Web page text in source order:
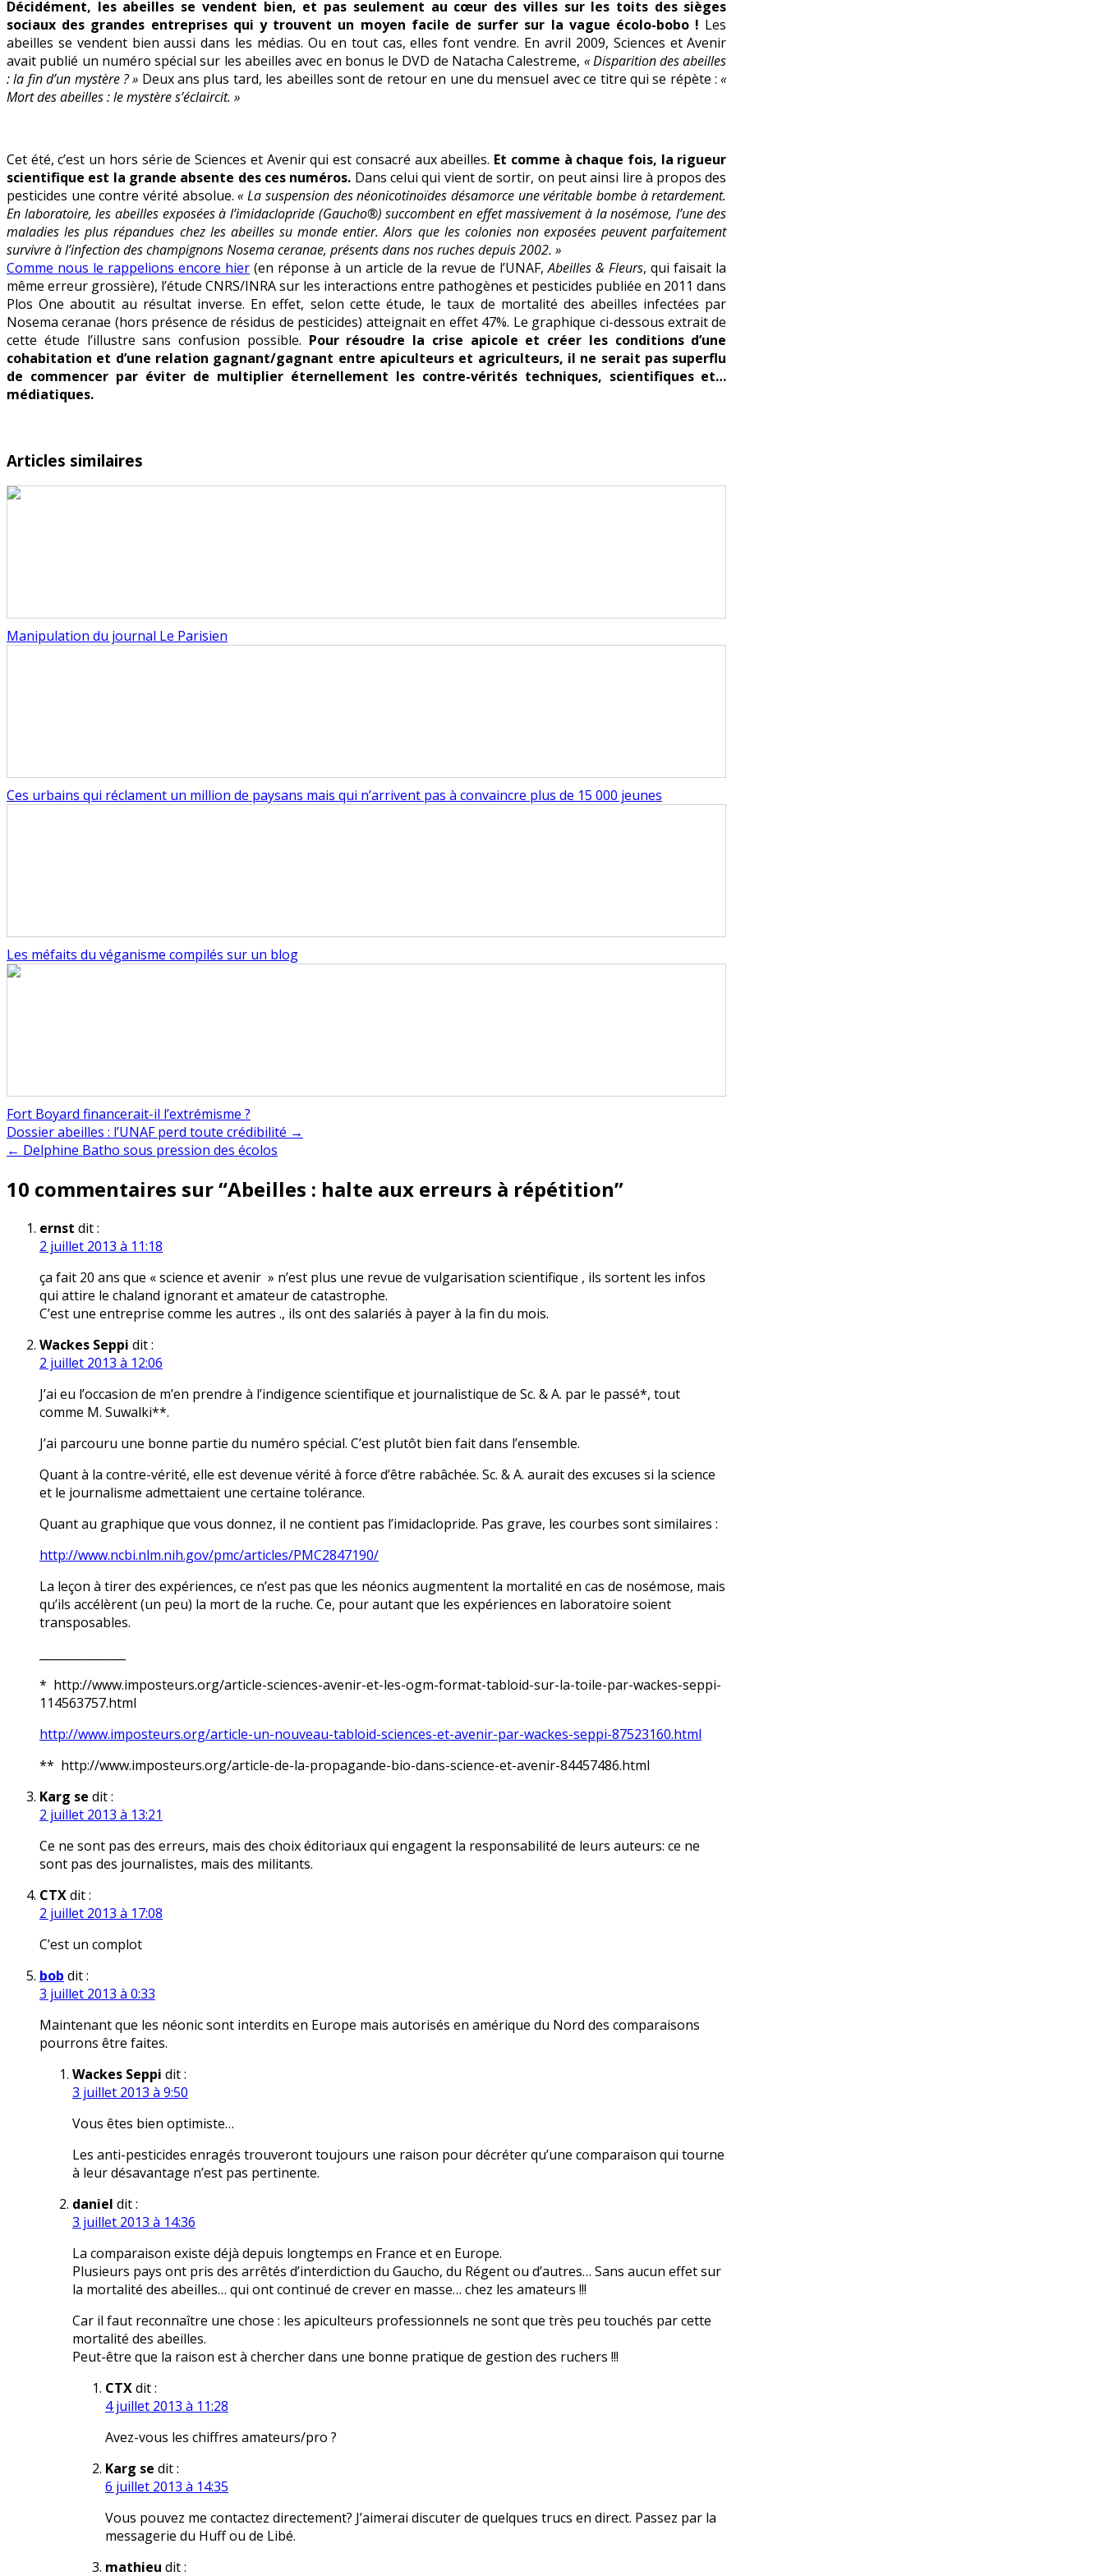
halte
aux
erreurs
à
répétition
Décidément, les abeilles se vendent bien, et pas seulement au cœur des villes sur les toits des sièges
sociaux des grandes entreprises qui y trouvent un moyen facile de surfer sur la vague écolo-bobo ! Les
abeilles se vendent bien aussi dans les médias. Ou en tout cas, elles font vendre. En avril 2009, Sciences et Avenir
avait publié un numéro spécial sur les abeilles avec en bonus le DVD de Natacha Calestreme, « Disparition des abeilles
: la fin d’un mystère ? » Deux ans plus tard, les abeilles sont de retour en une du mensuel avec ce titre qui se répète :«
Mort des abeilles : le mystère s’éclaircit. »
Cet été, c’est un hors série de Sciences et Avenir qui est consacré aux abeilles. Et comme à chaque fois, la rigueur
scientifique est la grande absente des ces numéros. Dans celui qui vient de sortir, on peut ainsi lire à propos des
pesticides une contre vérité absolue. « La suspension des néonicotinoïdes désamorce une véritable bombe à retardement.
En laboratoire, les abeilles exposées à l’imidaclopride (Gaucho®) succombent en effet massivement à la nosémose, l’une des
maladies les plus répandues chez les abeilles su monde entier. Alors que les colonies non exposées peuvent parfaitement
survivre à l’infection des champignons Nosema ceranae, présents dans nos ruches depuis 2002. »
Comme nous le rappelions encore hier (en réponse à un article de la revue de l’UNAF,Abeilles & Fleurs, qui faisait la
même erreur grossière), l’étude CNRS/INRA sur les interactions entre pathogènes et pesticides publiée en 2011 dans
Plos One aboutit au résultat inverse. En effet, selon cette étude, le taux de mortalité des abeilles infectées par
Nosema ceranae (hors présence de résidus de pesticides) atteignait en effet 47%. Le graphique ci-dessous extrait de
cette étude l’illustre sans confusion possible. Pour résoudre la crise apicole et créer les conditions d’une
cohabitation et d’une relation gagnant/gagnant entre apiculteurs et agriculteurs, il ne serait pas superflu
de commencer par éviter de multiplier éternellement les contre-vérités techniques, scientifiques et…
médiatiques.
Articles similaires
Manipulation du journal Le Parisien
Ces urbains qui réclament un million de paysans mais qui n’arrivent pas à convaincre plus de 15 000 jeunes
Les méfaits du véganisme compilés sur un blog
Fort Boyard financerait-il l’extrémisme ?
Navigation
de
l’article
Dossier abeilles : l’UNAF perd toute crédibilité →
← Delphine Batho sous pression des écolos
10 commentaires sur “Abeilles : halte aux erreurs à répétition”
ernst dit :
2 juillet 2013 à 11:18
ça fait 20 ans que « science et avenir » n’est plus une revue de vulgarisation scientifique , ils sortent les infos
qui attire le chaland ignorant et amateur de catastrophe.
C’est une entreprise comme les autres ., ils ont des salariés à payer à la fin du mois.
Wackes Seppi dit :
2 juillet 2013 à 12:06
J’ai eu l’occasion de m’en prendre à l’indigence scientifique et journalistique de Sc. & A. par le passé*, tout
comme M. Suwalki**.
J’ai parcouru une bonne partie du numéro spécial. C’est plutôt bien fait dans l’ensemble.
Quant à la contre-vérité, elle est devenue vérité à force d’être rabâchée. Sc. & A. aurait des excuses si la science
et le journalisme admettaient une certaine tolérance.
Quant au graphique que vous donnez, il ne contient pas l’imidaclopride. Pas grave, les courbes sont similaires :
http://www.ncbi.nlm.nih.gov/pmc/articles/PMC2847190/
La leçon à tirer des expériences, ce n’est pas que les néonics augmentent la mortalité en cas de nosémose, mais
qu’ils accélèrent (un peu) la mort de la ruche. Ce, pour autant que les expériences en laboratoire soient
transposables.
* http://www.imposteurs.org/article-sciences-avenir-et-les-ogm-format-tabloid-sur-la-toile-par-wackes-seppi-
114563757.html
http://www.imposteurs.org/article-un-nouveau-tabloid-sciences-et-avenir-par-wackes-seppi-87523160.html
** http://www.imposteurs.org/article-de-la-propagande-bio-dans-science-et-avenir-84457486.html
Karg se dit :
2 juillet 2013 à 13:21
Ce ne sont pas des erreurs, mais des choix éditoriaux qui engagent la responsabilité de leurs auteurs: ce ne
sont pas des journalistes, mais des militants.
CTXdit :
2 juillet 2013 à 17:08
C’est un complot
bob dit :
3 juillet 2013 à 0:33
Maintenant que les néonic sont interdits en Europe mais autorisés en amérique du Nord des comparaisons
pourrons être faites.
Wackes Seppi dit :
3 juillet 2013 à 9:50
Vous êtes bien optimiste…
Les anti-pesticides enragés trouveront toujours une raison pour décréter qu’une comparaison qui tourne
à leur désavantage n’est pas pertinente.
daniel dit :
3 juillet 2013 à 14:36
La comparaison existe déjà depuis longtemps en France et en Europe.
Plusieurs pays ont pris des arrêtés d’interdiction du Gaucho, du Régent ou d’autres… Sans aucun effet sur
la mortalité des abeilles… qui ont continué de crever en masse… chez les amateurs !!!
Car il faut reconnaître une chose : les apiculteurs professionnels ne sont que très peu touchés par cette
mortalité des abeilles.
Peut-être que la raison est à chercher dans une bonne pratique de gestion des ruchers !!!
CTXdit :
4 juillet 2013 à 11:28
Avez-vous les chiffres amateurs/pro ?
Karg se dit :
6 juillet 2013 à 14:35
Vous pouvez me contactez directement? J’aimerai discuter de quelques trucs en direct. Passez par la
messagerie du Huff ou de Libé.
mathieu dit :